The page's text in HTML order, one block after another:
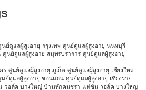
นย์ดูแลผู้สูงอายุ กรุงเทพ ศูนย์ดูแลผู้สูงอายุ นนทบุรี
ศูนย์ดูแลผู้สูงอายุ สมุทรปราการ ศูนย์ดูแลผู้สูงอายุ
ร ศูนย์ดูแลผู้สูงอายุ ภูเก็ต ศูนย์ดูแลผู้สูงอายุ เชียงใหม่
ย์ดูแลผู้สูงอายุ ขอนแก่น ศูนย์ดูแลผู้สูงอายุ เชียงราย